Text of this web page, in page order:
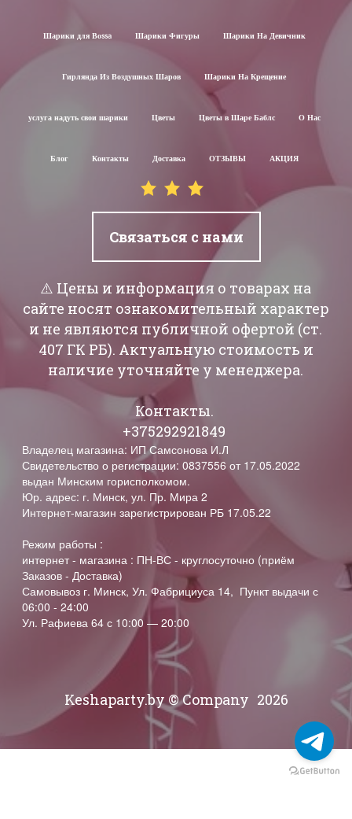
Шарики для Воssa Шарики Фигуры Шарики На Девичник
Гирлянда Из Воздушных Шаров Шарики На Крещение
услуга надуть свои шарики Цветы Цветы в Шаре Баблс О Нас
Блог Контакты Доставка ОТЗЫВЫ АКЦИЯ
Связаться с нами
⚠️ Цены и информация о товарах на
сайте носят ознакомительный характер
и не являются публичной офертой (ст.
407 ГК РБ). Актуальную стоимость и
наличие уточняйте у менеджера.
Контакты.
+375292921849
Владелец магазина: ИП Самсонова И.Л
Свидетельство о регистрации: 0837556 от 17.05.2022
выдан Минским горисполкомом.
Юр. адрес: г. Минск, ул. Пр. Мира 2
Интернет-магазин зарегистрирован РБ 17.05.22
Режим работы :
интернет - магазина : ПН-ВС - круглосуточно (приём
Заказов - Доставка)
Самовывоз г. Минск, Ул. Фабрициуса 14, Пункт выдачи с
06:00 - 24:00
Ул. Рафиева 64 с 10:00 — 20:00
Keshaparty.by © Company 2026